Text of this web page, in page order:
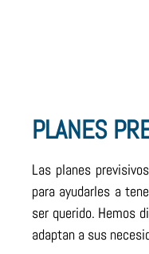
PLANES
Las planes
para ayudarles a
ser querido. Hemos
adaptan a sus